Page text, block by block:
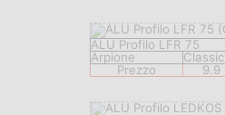
ALU Profilo LFR 75
Arpione
Classic
Prezzo
9.9